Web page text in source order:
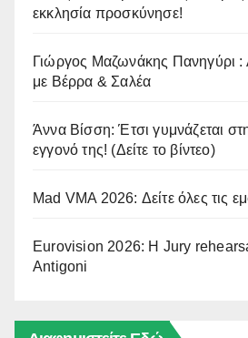
εκκλησία προσκύνησε!
Γιώργος Μαζωνάκης Πανηγύρι :
με Βέρρα & Σαλέα
Άννα Βίσση: Έτσι γυμνάζεται
εγγονό της! (Δείτε το βίντεο)
Mad VMA 2026: Δείτε όλες τις
Eurovision 2026: Η Jury
Antigoni